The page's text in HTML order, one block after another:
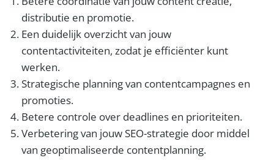
distributie en promotie.
Een duidelijk overzicht van jouw
contentactiviteiten, zodat je efficiënter kunt
werken.
Strategische planning van contentcampagnes en
promoties.
Betere controle over deadlines en prioriteiten.
Verbetering van jouw SEO-strategie door middel
van geoptimaliseerde contentplanning.